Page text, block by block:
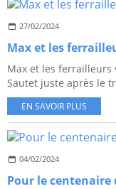
27/02/2024
Max et les
Max et les ferrailleurs
Sautet juste après le
EN SAVOIR PLUS
04/02/2024
Pour le centenaire